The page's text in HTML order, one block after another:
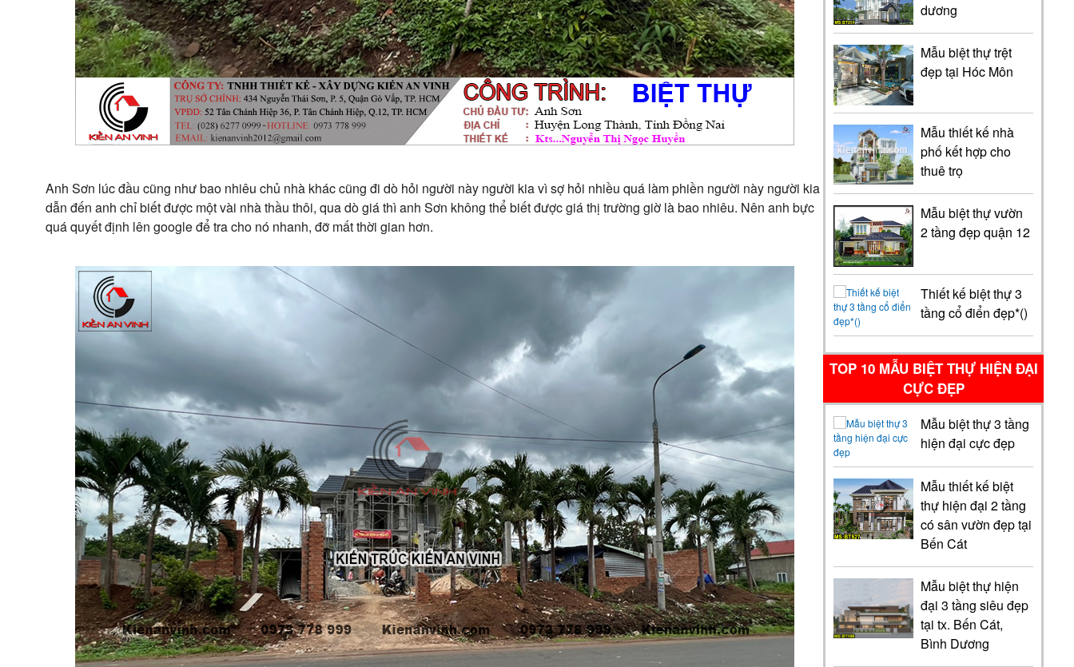
dương
Mẫu biệt thự trệt
đẹp tại Hóc Môn
Mẫu thiết kế nhà
phố kết hợp cho
thuê trọ
Mẫu biệt thự vườn
2 tầng đẹp quận 12
Thiết kế biệt thự 3
tầng cổ điển đẹp*()
TOP 10 MẪU BIỆT THỰ HIỆN ĐẠI
CỰC ĐẸP
Mẫu biệt thự 3 tầng
hiện đại cực đẹp
Mẫu thiết kế biệt
thự hiện đại 2 tầng
có sân vườn đẹp tại
Bến Cát
Mẫu biệt thự hiện
đại 3 tầng siêu đẹp
tại tx. Bến Cát,
Bình Dương
Anh Sơn lúc đầu cũng như bao nhiêu chủ nhà khác cũng đi dò hỏi người này người kia vì sợ hỏi nhiều quá làm phiền người này người kia
dẫn đến anh chỉ biết được một vài nhà thầu thôi, qua dò giá thì anh Sơn không thể biết được giá thị trường giờ là bao nhiêu. Nên anh bực
quá quyết định lên google để tra cho nó nhanh, đỡ mất thời gian hơn.